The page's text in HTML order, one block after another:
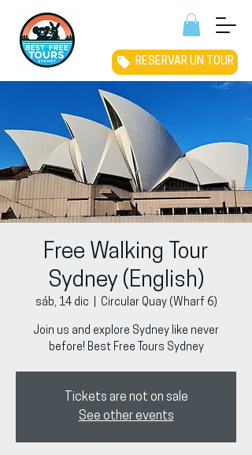
RESERVAR UN TOUR
Free Walking Tour
Sydney (English)
sáb, 14 dic Circular Quay (Wharf 6)
Join us and explore Sydney like never
before! Best Free Tours Sydney
Tickets are not on sale
See other events